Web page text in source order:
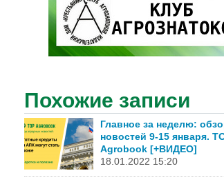
Похожие записи
Главное за неделю:
новостей 9-15 января.
Agrobook [+ВИДЕО]
18.01.2022 15:20